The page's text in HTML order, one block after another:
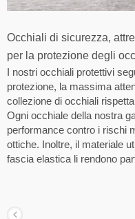
Occhiali di sicurezza,
per la protezione degli
I nostri occhiali protettivi
protezione, la massima
collezione di occhiali
Ogni occhiale della nostra
performance contro i rischi
ottiche. Inoltre, il materiale
fascia elastica li rendono